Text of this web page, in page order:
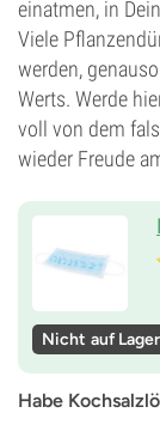
einatmen, in
Viele
werden,
Werts. Werde
voll von dem
wieder Freude
Nicht auf Lager
Habe